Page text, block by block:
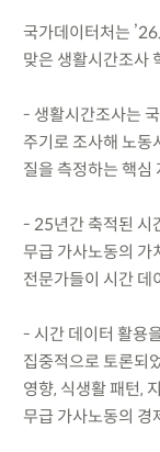
국가데이터처는
맞은 생활시간조사
- 생활시간조사는
주기로 조사해 노동
질을 측정하는 핵심
- 25년간 축적된 시
무급 가사노동의 가
전문가들이 시간 데
- 시간 데이터 활용
집중적으로 토론되
영향, 식생활 패턴,
무급 가사노동의 경